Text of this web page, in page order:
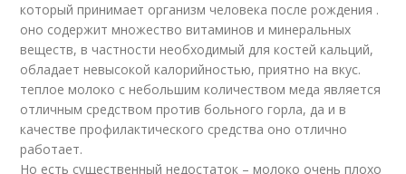
который принимает организм человека после рождения .
оно содержит множество витаминов и минеральных
веществ, в частности необходимый для костей кальций,
обладает невысокой калорийностью, приятно на вкус.
теплое молоко с небольшим количеством меда является
отличным средством против больного горла, да и в
качестве профилактического средства оно отлично
работает.
Но есть существенный недостаток – молоко очень плохо